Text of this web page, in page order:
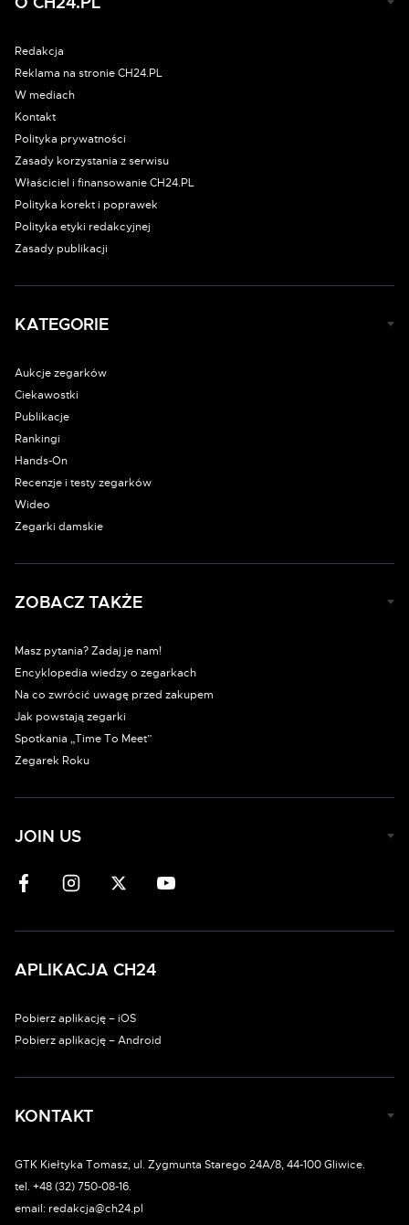
O CH24.PL
Redakcja
Reklama na stronie CH24.PL
W mediach
Kontakt
Polityka prywatności
Zasady korzystania z serwisu
Właściciel i finansowanie CH24.PL
Polityka korekt i poprawek
Polityka etyki redakcyjnej
Zasady publikacji
KATEGORIE
Aukcje zegarków
Ciekawostki
Publikacje
Rankingi
Hands-On
Recenzje i testy zegarków
Wideo
Zegarki damskie
ZOBACZ TAKŻE
Masz pytania? Zadaj je nam!
Encyklopedia wiedzy o zegarkach
Na co zwrócić uwagę przed zakupem
Jak powstają zegarki
Spotkania „Time To Meet”
Zegarek Roku
JOIN US
APLIKACJA CH24
Pobierz aplikację – iOS
Pobierz aplikację – Android
KONTAKT
GTK Kiełtyka Tomasz, ul. Zygmunta Starego 24A/8, 44-100 Gliwice.
tel. +48 (32) 750-08-16.
email: redakcja@ch24.pl